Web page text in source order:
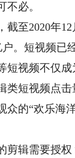
必。
至2020年12
。短视频
视频不仅
类短视频点
的“欢乐海
辑需要授权